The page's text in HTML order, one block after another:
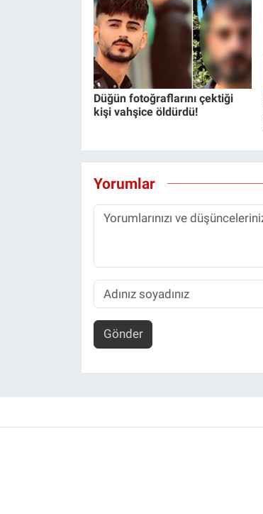
Düğün fotoğraflarını çektiği
kişi vahşice öldürdü!
Yorumlar
Gönder